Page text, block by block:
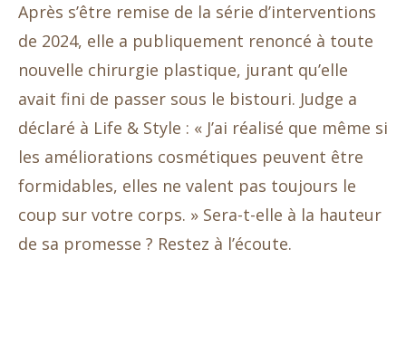
Après s’être remise de la série d’interventions
de 2024, elle a publiquement renoncé à toute
nouvelle chirurgie plastique, jurant qu’elle
avait fini de passer sous le bistouri. Judge a
déclaré à Life & Style : « J’ai réalisé que même si
les améliorations cosmétiques peuvent être
formidables, elles ne valent pas toujours le
coup sur votre corps. » Sera-t-elle à la hauteur
de sa promesse ? Restez à l’écoute.